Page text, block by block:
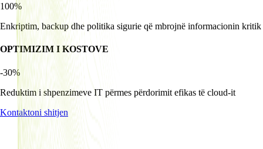
100%
Enkriptim, backup dhe politika sigurie që mbrojnë informacionin kritik
OPTIMIZIM I KOSTOVE
-30%
Reduktim i shpenzimeve IT përmes përdorimit efikas të cloud-it
Kontaktoni shitjen